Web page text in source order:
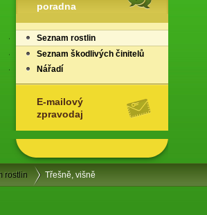
poradna
Seznam rostlin
Seznam škodlivých činitelů
Nářadí
E-mailový
zpravodaj
rostlin Třešně, višně